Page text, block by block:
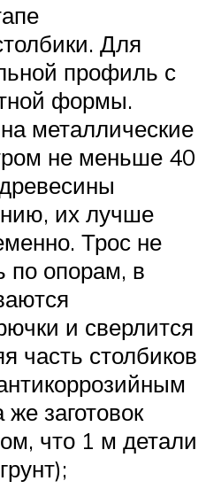
Для
профиль с
формы.
металлические
не меньше 40
их лучше
Трос не
по опорам, в
и сверлится
часть столбиков
заготовок
что 1 м детали